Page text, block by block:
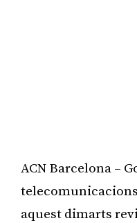
ACN Barcelona –
aquest dimarts